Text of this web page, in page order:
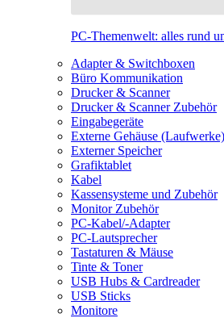
PC-Themenwelt: alles rund
Adapter & Switchboxen
Büro Kommunikation
Drucker & Scanner
Drucker & Scanner Zubehör
Eingabegeräte
Externe Gehäuse (Laufwerke)
Externer Speicher
Grafiktablet
Kabel
Kassensysteme und Zubehör
Monitor Zubehör
PC-Kabel/-Adapter
PC-Lautsprecher
Tastaturen & Mäuse
Tinte & Toner
USB Hubs & Cardreader
USB Sticks
Monitore